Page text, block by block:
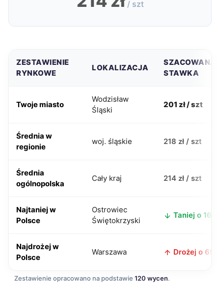
/ szt
ZESTAWIENIE
RYNKOWE
LOKALIZACJA
SZACOWANA
STAWKA
Twoje miasto
Wodzisław
Śląski
201 zł / szt
Średnia w
regionie
woj. śląskie 218 zł / szt
Średnia
ogólnopolska
Cały kraj 214 zł / szt
Najtaniej w
Polsce
Ostrowiec
Świętokrzyski
Taniej o 16 zł
Najdrożej w
Polsce
Warszawa Drożej o 69
Zestawienie opracowano na podstawie 120 wycen.